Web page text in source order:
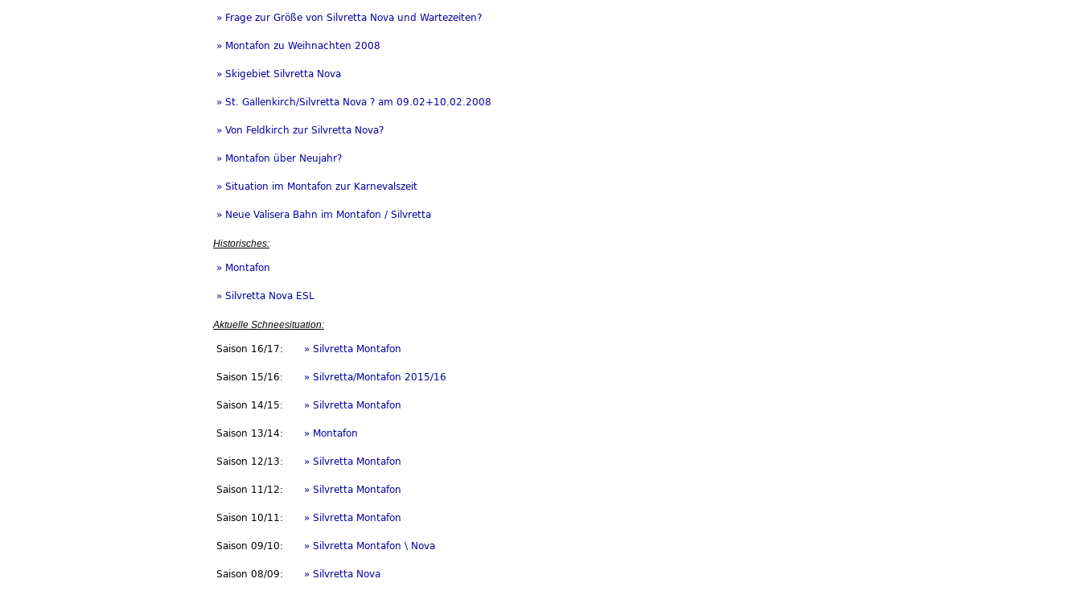
» Frage zur Größe von Silvretta Nova und Wartezeiten?
» Montafon zu Weihnachten 2008
» Skigebiet Silvretta Nova
» St. Gallenkirch/Silvretta Nova ? am 09.02+10.02.2008
» Von Feldkirch zur Silvretta Nova?
» Montafon über Neujahr?
» Situation im Montafon zur Karnevalszeit
» Neue Valisera Bahn im Montafon / Silvretta
Historisches:
» Montafon
» Silvretta Nova ESL
Aktuelle Schneesituation:
Saison 16/17: » Silvretta Montafon
Saison 15/16: » Silvretta/Montafon 2015/16
Saison 14/15: » Silvretta Montafon
Saison 13/14: » Montafon
Saison 12/13: » Silvretta Montafon
Saison 11/12: » Silvretta Montafon
Saison 10/11: » Silvretta Montafon
Saison 09/10: » Silvretta Montafon \ Nova
Saison 08/09: » Silvretta Nova